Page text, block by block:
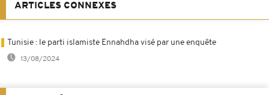
ARTICLES CONNEXES
Tunisie : le parti islamiste Ennahdha visé par une enquête
13/08/2024